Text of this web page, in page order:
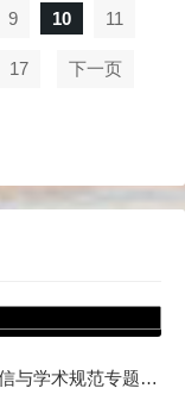
9 10 11
17 下一页
信与学术规
规范专题讲座举行